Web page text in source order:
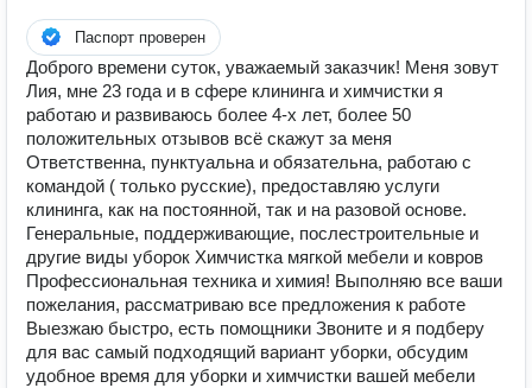
Паспорт проверен
Доброго времени суток, уважаемый заказчик! Меня зовут
Лия, мне 23 года и в сфере клининга и химчистки я
работаю и развиваюсь более 4-х лет, более 50
положительных отзывов всё скажут за меня
Ответственна, пунктуальна и обязательна, работаю с
командой ( только русские), предоставляю услуги
клининга, как на постоянной, так и на разовой основе.
Генеральные, поддерживающие, послестроительные и
другие виды уборок Химчистка мягкой мебели и ковров
Профессиональная техника и химия! Выполняю все ваши
пожелания, рассматриваю все предложения к работе
Выезжаю быстро, есть помощники Звоните и я подберу
для вас самый подходящий вариант уборки, обсудим
удобное время для уборки и химчистки вашей мебели